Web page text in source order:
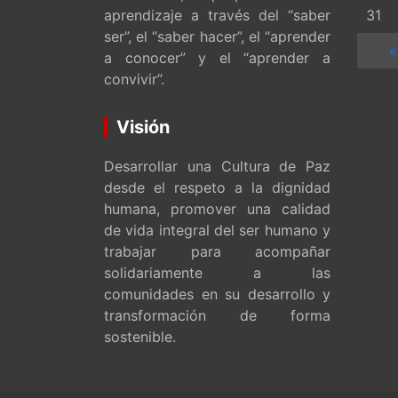
aprendizaje a través del “saber
ser”, el “saber hacer”, el “aprender
a conocer” y el “aprender a
convivir”.
Visión
Desarrollar una Cultura de Paz
desde el respeto a la dignidad
humana, promover una calidad
de vida integral del ser humano y
trabajar para acompañar
solidariamente a las
comunidades en su desarrollo y
transformación de forma
sostenible.
31